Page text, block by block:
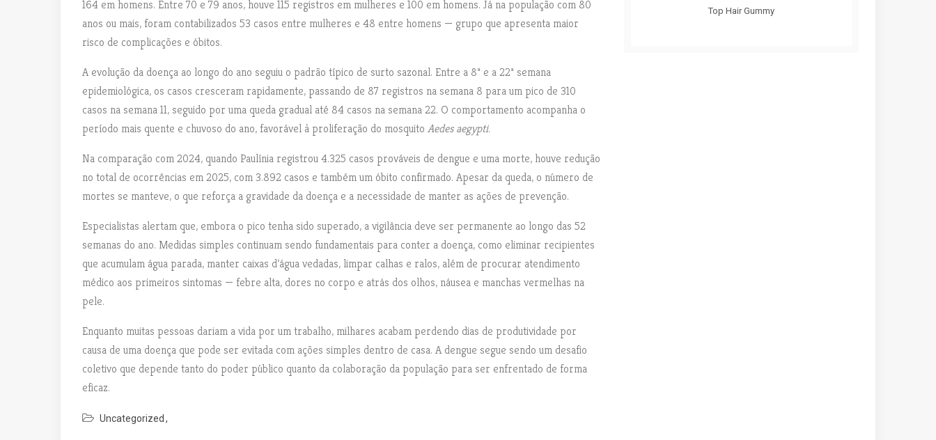
164 em homens. Entre 70 e 79 anos, houve 115 registros em mulheres e 100 em homens. Já na população com 80
anos ou mais, foram contabilizados 53 casos entre mulheres e 48 entre homens — grupo que apresenta maior
risco de complicações e óbitos.
A evolução da doença ao longo do ano seguiu o padrão típico de surto sazonal. Entre a 8ª e a 22ª semana
epidemiológica, os casos cresceram rapidamente, passando de 87 registros na semana 8 para um pico de 310
casos na semana 11, seguido por uma queda gradual até 84 casos na semana 22. O comportamento acompanha o
período mais quente e chuvoso do ano, favorável à proliferação do mosquito Aedes aegypti.
Na comparação com 2024, quando Paulínia registrou 4.325 casos prováveis de dengue e uma morte, houve redução
no total de ocorrências em 2025, com 3.892 casos e também um óbito confirmado. Apesar da queda, o número de
mortes se manteve, o que reforça a gravidade da doença e a necessidade de manter as ações de prevenção.
Especialistas alertam que, embora o pico tenha sido superado, a vigilância deve ser permanente ao longo das 52
semanas do ano. Medidas simples continuam sendo fundamentais para conter a doença, como eliminar recipientes
que acumulam água parada, manter caixas d’água vedadas, limpar calhas e ralos, além de procurar atendimento
médico aos primeiros sintomas — febre alta, dores no corpo e atrás dos olhos, náusea e manchas vermelhas na
pele.
Enquanto muitas pessoas dariam a vida por um trabalho, milhares acabam perdendo dias de produtividade por
causa de uma doença que pode ser evitada com ações simples dentro de casa. A dengue segue sendo um desafio
coletivo que depende tanto do poder público quanto da colaboração da população para ser enfrentado de forma
eficaz.
Uncategorized
Top Hair Gummy